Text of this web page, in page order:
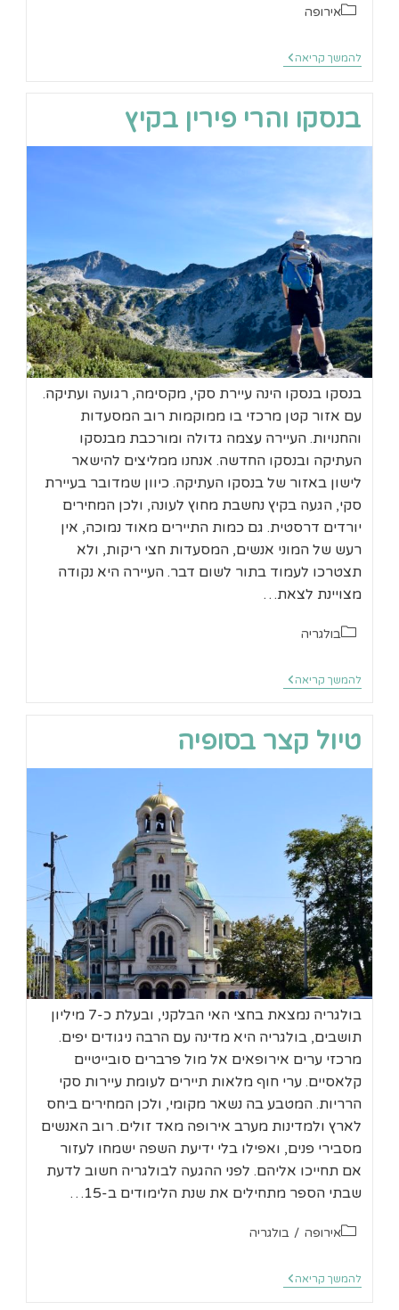
קטגוריה:
אירופה
להמשך קריאה 4
ימים
בנסקו והרי פירין בקיץ
בנסקו בנסקו הינה עיירת סקי, מקסימה, רגועה ועתיקה.
עם אזור קטן מרכזי בו ממוקמות רוב המסעדות
והחנויות. העיירה עצמה גדולה ומורכבת מבנסקו
העתיקה ובנסקו החדשה. אנחנו ממליצים להישאר
לישון באזור של בנסקו העתיקה. כיוון שמדובר בעיירת
סקי, הגעה בקיץ נחשבת מחוץ לעונה, ולכן המחירים
יורדים דרסטית. גם כמות התיירים מאוד נמוכה, אין
רעש של המוני אנשים, המסעדות חצי ריקות, ולא
תצטרכו לעמוד בתור לשום דבר. העיירה היא נקודה
מצויינת לצאת…
קטגוריה:
בולגריה
להמשך קריאה בנסקו
והרי
טיול קצר בסופיה
בולגריה נמצאת בחצי האי הבלקני, ובעלת כ-7 מיליון
תושבים, בולגריה היא מדינה עם הרבה ניגודים יפים.
מרכזי ערים אירופאים אל מול פרברים סובייטיים
קלאסיים. ערי חוף מלאות תיירים לעומת עיירות סקי
הרריות. המטבע בה נשאר מקומי, ולכן המחירים ביחס
לארץ ולמדינות מערב אירופה מאד זולים. רוב האנשים
מסבירי פנים, ואפילו בלי ידיעת השפה ישמחו לעזור
אם תחייכו אליהם. לפני ההגעה לבולגריה חשוב לדעת
שבתי הספר מתחילים את שנת הלימודים ב-15…
קטגוריה:
אירופה / בולגריה
להמשך קריאה טיול
קצר